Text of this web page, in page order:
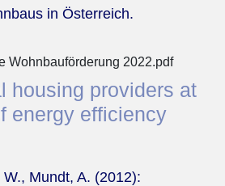
in Österreich.
Wohnbauförderung 2022.pdf
housing providers at
energy efficiency
Mundt, A. (2012):